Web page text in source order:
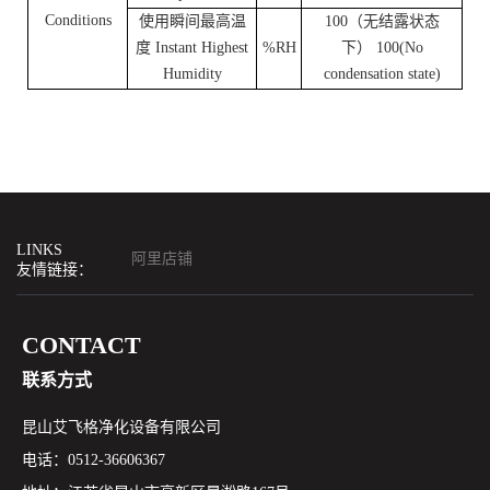
Conditions
使用瞬间最高温
度 Instant Highest
Humidity
%RH
100（无结露状态
下） 100(No
condensation state)
LINKS
友情链接：
阿里店铺
CONTACT
联系方式
昆山艾飞格净化设备有限公司
电话：0512-36606367